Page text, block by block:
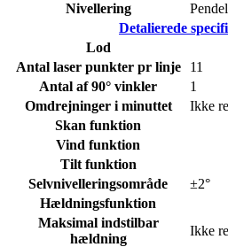
Nivellering
Detalierede
Lod
Antal laser punkter pr linje
11
Antal af 90° vinkler
1
Omdrejninger i minuttet
Ikke
Skan funktion
Vind funktion
Tilt funktion
Selvnivelleringsområde
±2°
Hældningsfunktion
Maksimal indstilbar
hældning
Ikke